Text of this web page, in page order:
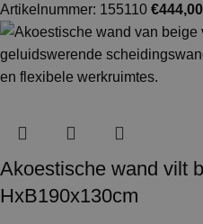
Artikelnummer: 155110 €444,00
Akoestische wand vilt
HxB190x130cm